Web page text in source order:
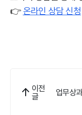
👉온라인 상담 신청
이전
글 업무상